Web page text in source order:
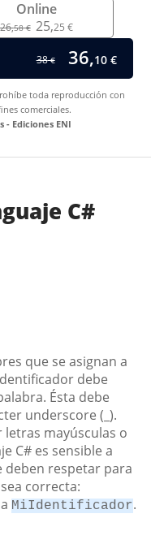
Online
26,58 € 25,25 €
38€ 36,10 €
toda reproducción con
comerciales.
- Ediciones ENI
C#
que se asignan a
debe
Ésta debe
underscore (_).
mayúsculas o
C# es sensible a
deben respetar para
correcta:
MiIdentificador.